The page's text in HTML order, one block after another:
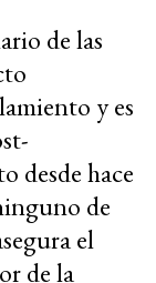
de las
y es
desde hace
de
el
de la